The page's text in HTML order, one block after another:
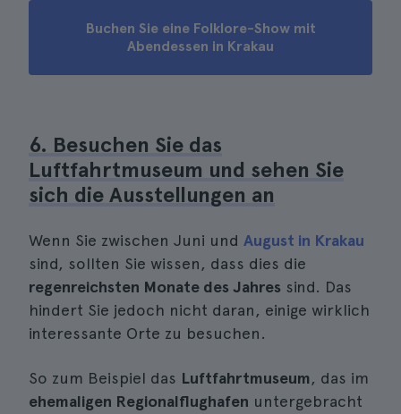
Buchen Sie eine Folklore-Show mit
Abendessen in Krakau
6. Besuchen Sie das
Luftfahrtmuseum und sehen Sie
sich die Ausstellungen an
Wenn Sie zwischen Juni und August in Krakau
sind, sollten Sie wissen, dass dies die
regenreichsten Monate des Jahres sind. Das
hindert Sie jedoch nicht daran, einige wirklich
interessante Orte zu besuchen.
So zum Beispiel das Luftfahrtmuseum, das im
ehemaligen Regionalflughafen untergebracht